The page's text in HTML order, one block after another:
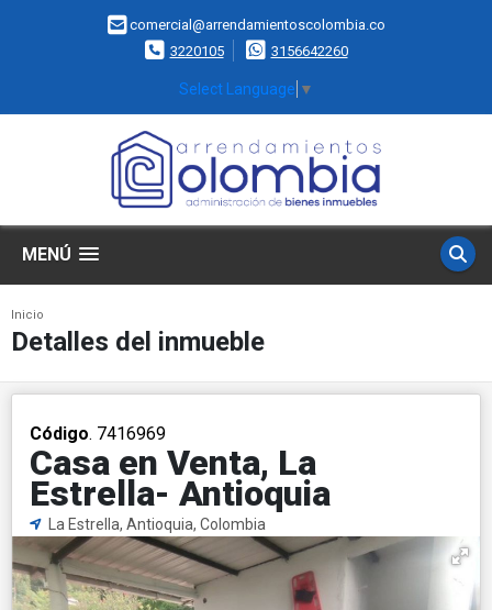
comercial@arrendamientoscolombia.co
3220105
3156642260
Select Language ▼
MENÚ
Inicio
Detalles del inmueble
Código. 7416969
Casa en Venta, La
Estrella- Antioquia
La Estrella, Antioquia, Colombia